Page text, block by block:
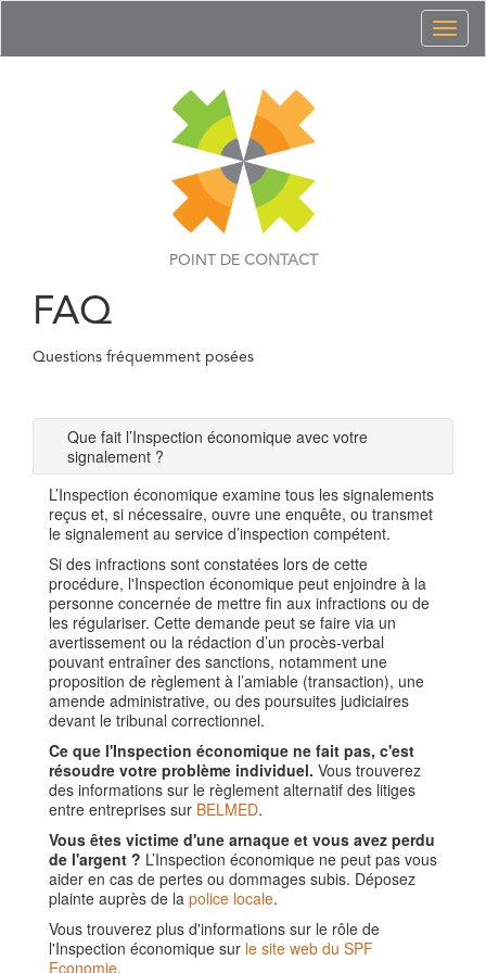
POINT DE CONTACT
FAQ
Questions fréquemment posées
Que fait l’Inspection économique avec votre
signalement ?
L’Inspection économique examine tous les signalements
reçus et, si nécessaire, ouvre une enquête, ou transmet
le signalement au service d’inspection compétent.
Si des infractions sont constatées lors de cette
procédure, l'Inspection économique peut enjoindre à la
personne concernée de mettre fin aux infractions ou de
les régulariser. Cette demande peut se faire via un
avertissement ou la rédaction d’un procès-verbal
pouvant entraîner des sanctions, notamment une
proposition de règlement à l’amiable (transaction), une
amende administrative, ou des poursuites judiciaires
devant le tribunal correctionnel.
Ce que l'Inspection économique ne fait pas, c'est
résoudre votre problème individuel. Vous trouverez
des informations sur le règlement alternatif des litiges
entre entreprises sur BELMED.
Vous êtes victime d'une arnaque et vous avez perdu
de l'argent ? L’Inspection économique ne peut pas vous
aider en cas de pertes ou dommages subis. Déposez
plainte auprès de la police locale.
Vous trouverez plus d'informations sur le rôle de
l'Inspection économique sur le site web du SPF
Economie.